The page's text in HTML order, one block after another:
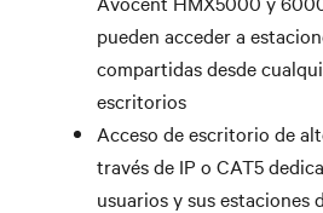
pueden acceder a
compartidas desde
escritorios
Acceso de escritorio de
través de IP o CAT5
usuarios y sus estaciones